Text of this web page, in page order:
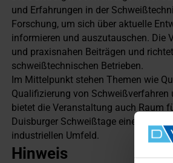
und Erfahrungen in der
Forschung, um sich über aktuelle
informieren und auszutauschen. Die
und praxisnahen Beiträgen und
schweißtechnischen Betrieben.
Im Mittelpunkt stehen Themen wie
Qualifizierung von
bietet die Veranstaltung auch Raum
Duisburger Schweißtage einen
industriellen Umfeld.
Hinweis